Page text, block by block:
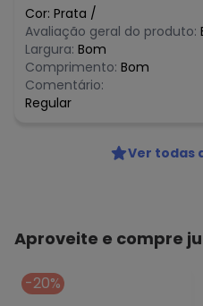
Cor: Prata /
Avaliação geral do produto:
Largura: Bom
Comprimento: Bom
Comentário:
Regular
Ver todas
Aproveite e compre
-20%